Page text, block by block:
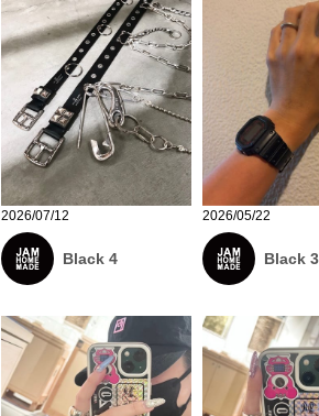
2026/07/12
Black 4
2026/05/22
Black 3